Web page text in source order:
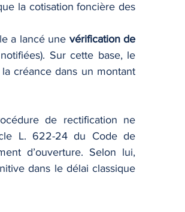
la cotisation foncière des
a lancé une vérification de
Sur cette base, le
créance dans un montant
de rectification ne
L. 622-24 du Code de
d’ouverture. Selon lui,
dans le délai classique